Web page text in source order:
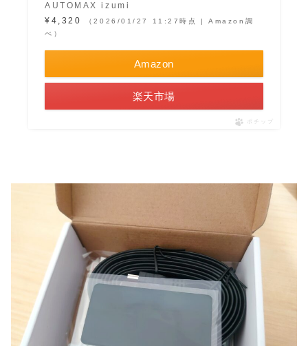
AUTOMAX izumi
¥4,320
（2026/01/27 11:27時点 | Amazon調
べ）
Amazon
楽天市場
ポチップ